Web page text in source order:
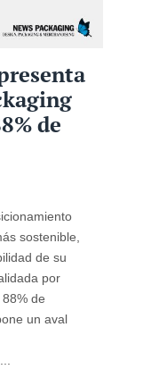
de
sostenible,
de su
por
de
un aval